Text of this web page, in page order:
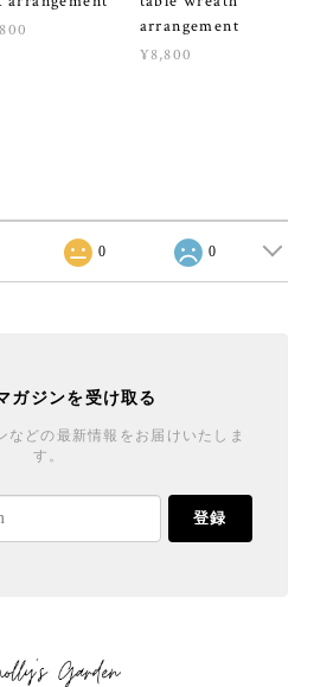
arrangement
¥8,800
0 0
ガジンを受け取る
などの最新情報をお届けいたしま
す。
登録